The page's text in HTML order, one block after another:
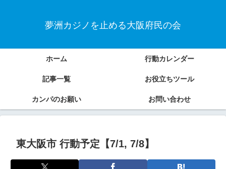
夢洲カジノを止める大阪府民の会
ホーム 行動カレンダー
記事一覧 お役立ちツール
カンパのお願い お問い合わせ
東大阪市 行動予定【7/1, 7/8】